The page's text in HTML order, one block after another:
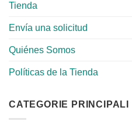
Tienda
Envía una solicitud
Quiénes Somos
Políticas de la Tienda
CATEGORIE PRINCIPALI